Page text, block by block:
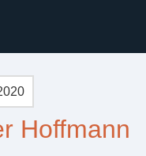
Hoffmann